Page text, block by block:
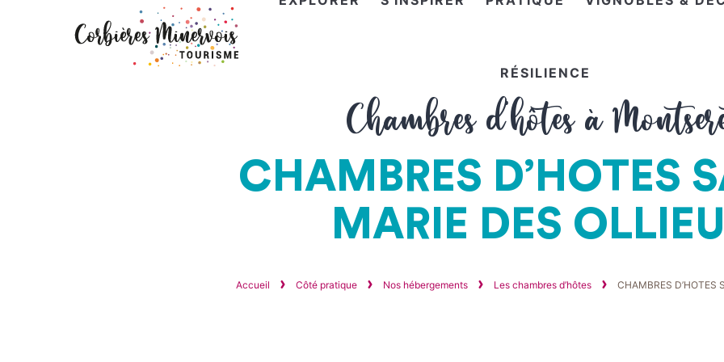
RÉSILIENCE
Chambres d'hôtes à
CHAMBRES D’HOTES
MARIE DES
Accueil Côté pratique Nos hébergements Les chambres d’hôtes CHAMBRES D’HOTES